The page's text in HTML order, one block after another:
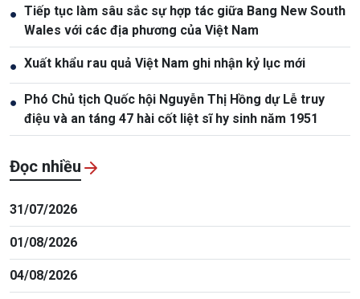
● Tiếp tục làm sâu sắc sự hợp tác giữa Bang New South
Wales với các địa phương của Việt Nam
● Xuất khẩu rau quả Việt Nam ghi nhận kỷ lục mới
● Phó Chủ tịch Quốc hội Nguyễn Thị Hồng dự Lễ truy
điệu và an táng 47 hài cốt liệt sĩ hy sinh năm 1951
Đọc nhiều
31/07/2026
01/08/2026
04/08/2026